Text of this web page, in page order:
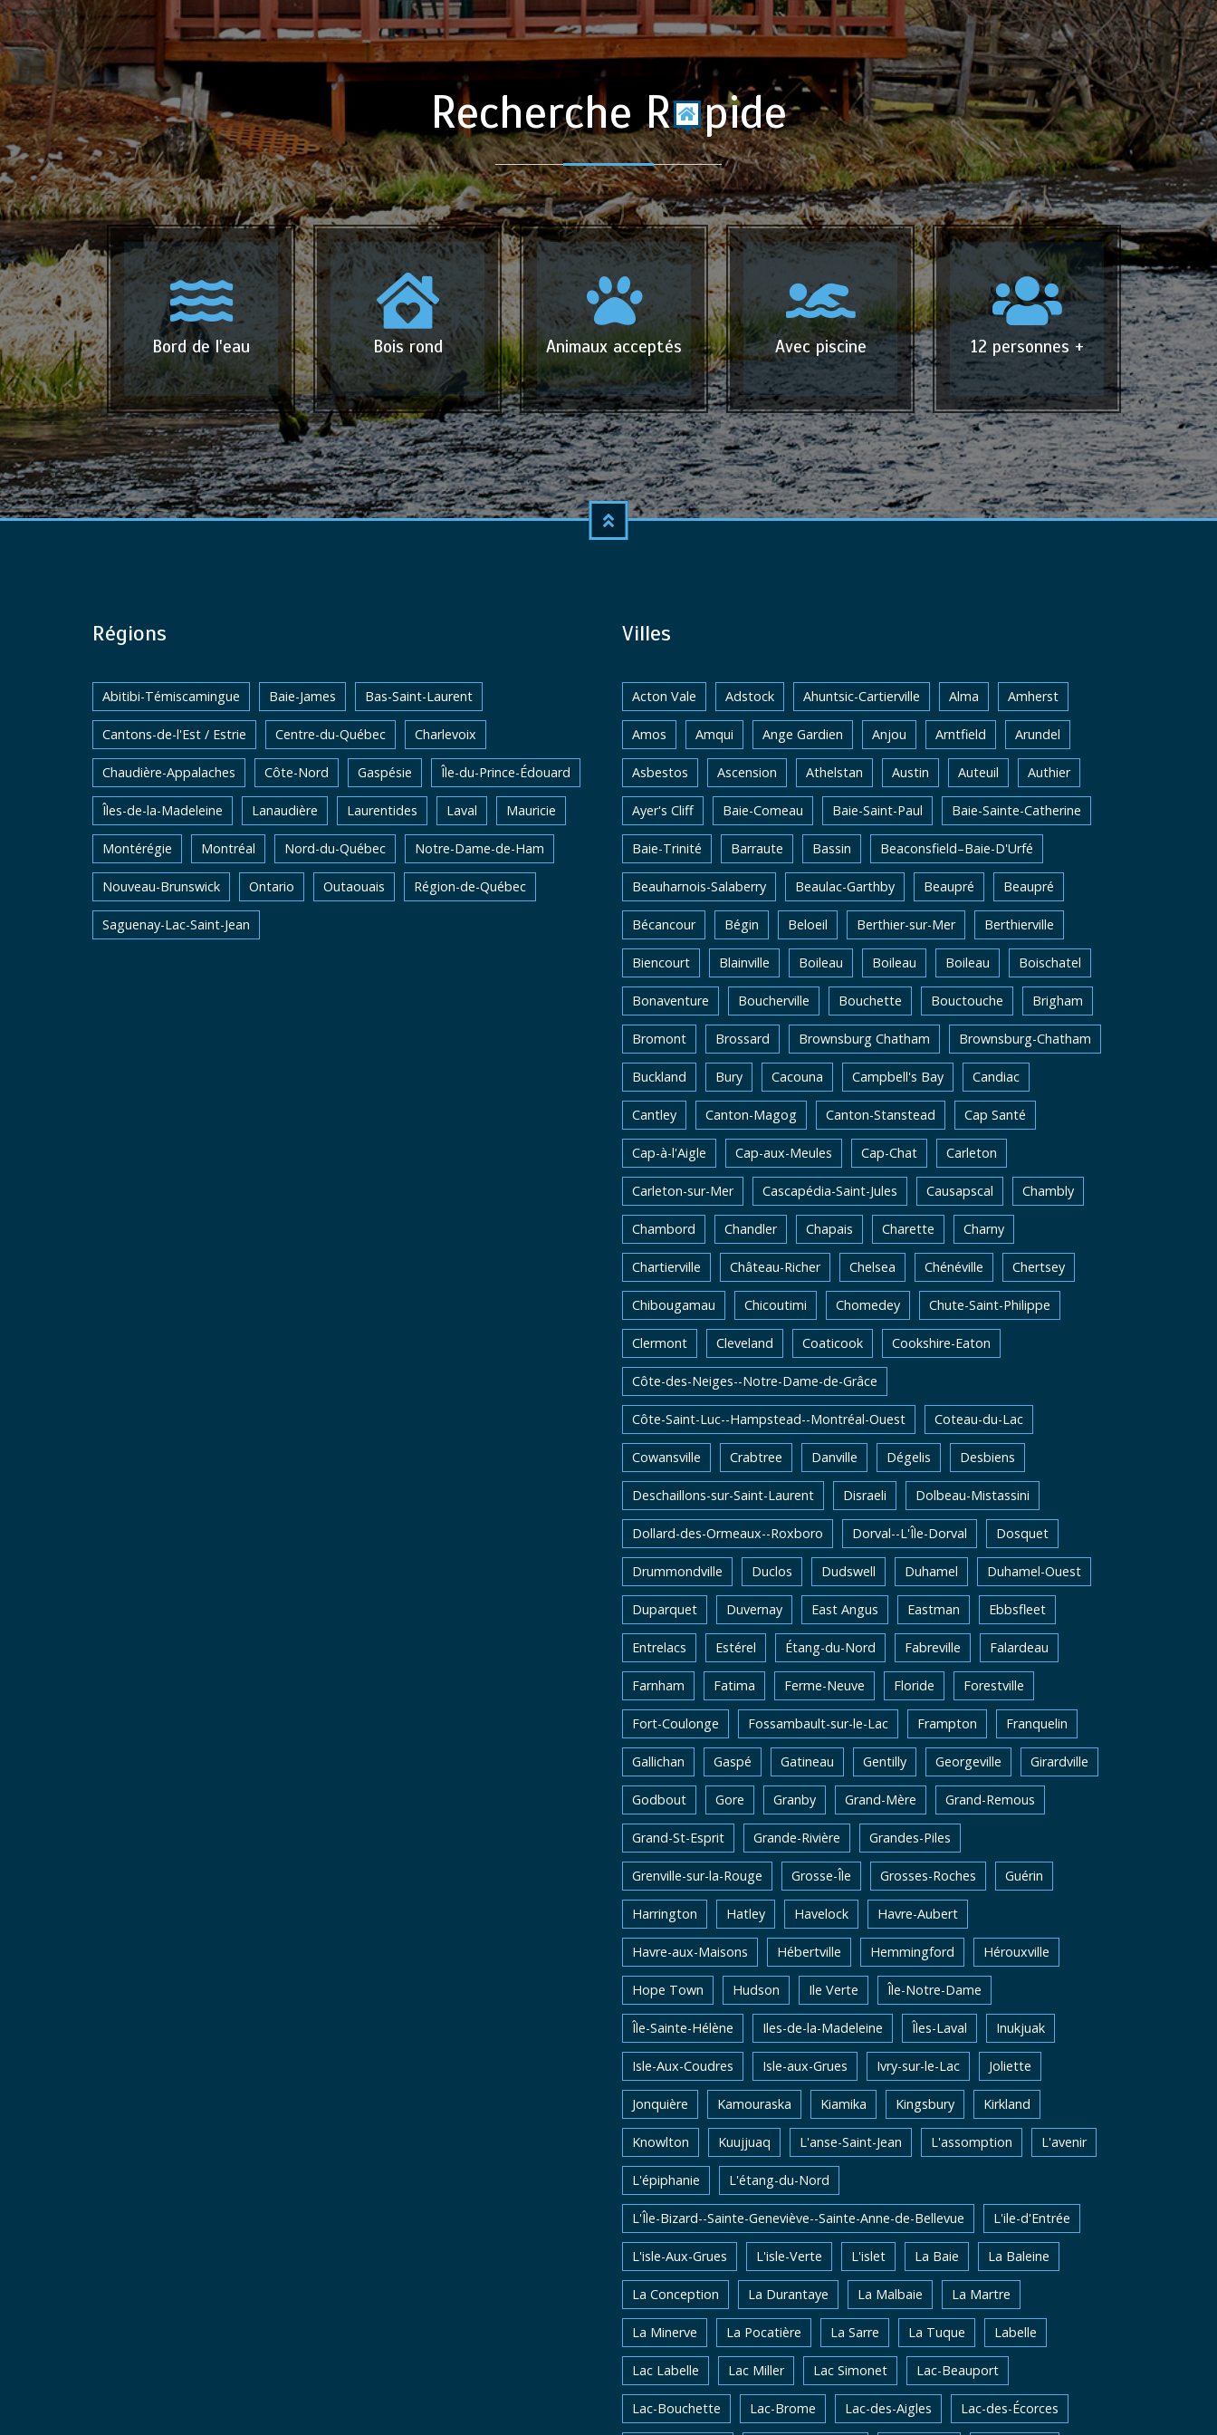
Recherche R pide
Bord de l'eau Bois rond Animaux acceptés Avec piscine 12 personnes +
Régions
Abitibi-Témiscamingue Baie-James Bas-Saint-Laurent
Cantons-de-l'Est / Estrie Centre-du-Québec Charlevoix
Chaudière-Appalaches Côte-Nord Gaspésie Île-du-Prince-Édouard
Îles-de-la-Madeleine Lanaudière Laurentides Laval Mauricie
Montérégie Montréal Nord-du-Québec Notre-Dame-de-Ham
Nouveau-Brunswick Ontario Outaouais Région-de-Québec
Saguenay-Lac-Saint-Jean
Villes
Acton Vale Adstock Ahuntsic-Cartierville Alma Amherst
Amos Amqui Ange Gardien Anjou Arntfield Arundel
Asbestos Ascension Athelstan Austin Auteuil Authier
Ayer's Cliff Baie-Comeau Baie-Saint-Paul Baie-Sainte-Catherine
Baie-Trinité Barraute Bassin Beaconsfield–Baie-D'Urfé
Beauharnois-Salaberry Beaulac-Garthby Beaupré Beaupré
Bécancour Bégin Beloeil Berthier-sur-Mer Berthierville
Biencourt Blainville Boileau Boileau Boileau Boischatel
Bonaventure Boucherville Bouchette Bouctouche Brigham
Bromont Brossard Brownsburg Chatham Brownsburg-Chatham
Buckland Bury Cacouna Campbell's Bay Candiac
Cantley Canton-Magog Canton-Stanstead Cap Santé
Cap-à-l'Aigle Cap-aux-Meules Cap-Chat Carleton
Carleton-sur-Mer Cascapédia-Saint-Jules Causapscal Chambly
Chambord Chandler Chapais Charette Charny
Chartierville Château-Richer Chelsea Chénéville Chertsey
Chibougamau Chicoutimi Chomedey Chute-Saint-Philippe
Clermont Cleveland Coaticook Cookshire-Eaton
Côte-des-Neiges--Notre-Dame-de-Grâce
Côte-Saint-Luc--Hampstead--Montréal-Ouest Coteau-du-Lac
Cowansville Crabtree Danville Dégelis Desbiens
Deschaillons-sur-Saint-Laurent Disraeli Dolbeau-Mistassini
Dollard-des-Ormeaux--Roxboro Dorval--L'Île-Dorval Dosquet
Drummondville Duclos Dudswell Duhamel Duhamel-Ouest
Duparquet Duvernay East Angus Eastman Ebbsfleet
Entrelacs Estérel Étang-du-Nord Fabreville Falardeau
Farnham Fatima Ferme-Neuve Floride Forestville
Fort-Coulonge Fossambault-sur-le-Lac Frampton Franquelin
Gallichan Gaspé Gatineau Gentilly Georgeville Girardville
Godbout Gore Granby Grand-Mère Grand-Remous
Grand-St-Esprit Grande-Rivière Grandes-Piles
Grenville-sur-la-Rouge Grosse-Île Grosses-Roches Guérin
Harrington Hatley Havelock Havre-Aubert
Havre-aux-Maisons Hébertville Hemmingford Hérouxville
Hope Town Hudson Ile Verte Île-Notre-Dame
Île-Sainte-Hélène Iles-de-la-Madeleine Îles-Laval Inukjuak
Isle-Aux-Coudres Isle-aux-Grues Ivry-sur-le-Lac Joliette
Jonquière Kamouraska Kiamika Kingsbury Kirkland
Knowlton Kuujjuaq L'anse-Saint-Jean L'assomption L'avenir
L'épiphanie L'étang-du-Nord
L'Île-Bizard--Sainte-Geneviève--Sainte-Anne-de-Bellevue L'ile-d'Entrée
L'isle-Aux-Grues L'isle-Verte L'islet La Baie La Baleine
La Conception La Durantaye La Malbaie La Martre
La Minerve La Pocatière La Sarre La Tuque Labelle
Lac Labelle Lac Miller Lac Simonet Lac-Beauport
Lac-Bouchette Lac-Brome Lac-des-Aigles Lac-des-Écorces